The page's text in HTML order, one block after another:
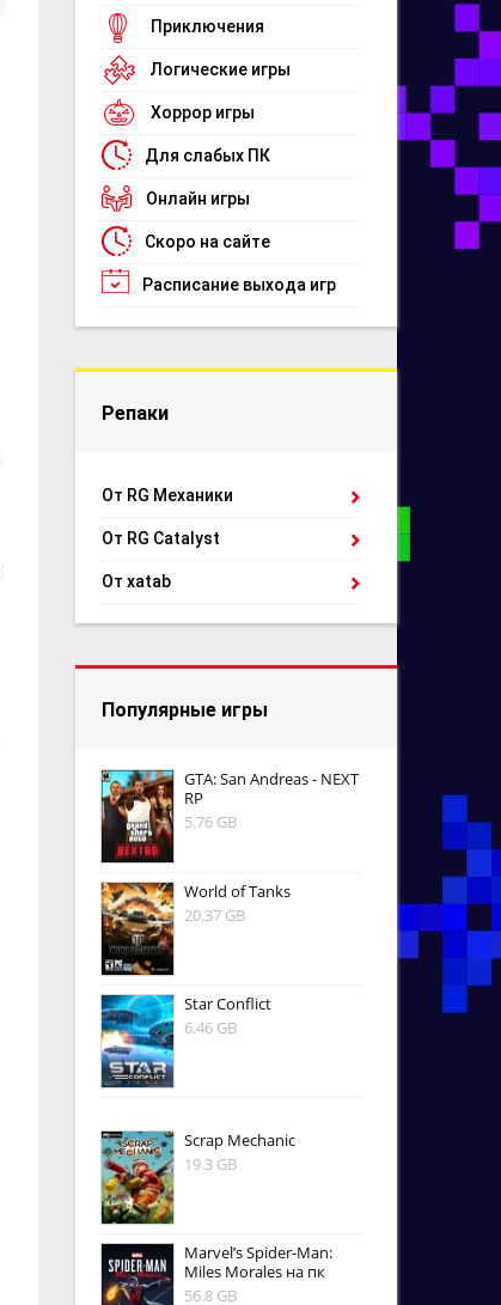
Приключения
Логические игры
Хоррор игры
Для слабых ПК
Онлайн игры
Скоро на сайте
Расписание выхода игр
Репаки
От RG Механики
От RG Catalyst
От xatab
Популярные игры
GTA: San Andreas - NEXT
RP
5.76 GB
World of Tanks
20.37 GB
Star Conflict
6.46 GB
Scrap Mechanic
19.3 GB
Marvel’s Spider-Man:
Miles Morales на пк
56.8 GB